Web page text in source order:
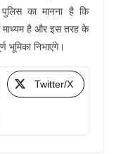
का मानना है कि
माध्यम है और इस तरह के
भूमिका निभाएंगे।
Twitter/X